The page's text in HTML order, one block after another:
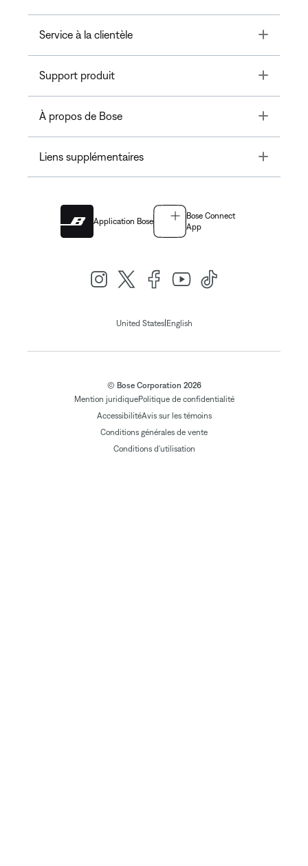
Service à la clientèle Toggle
Support produit Toggle
À propos de Bose Toggle
Liens supplémentaires Toggle
Application Bose
Bose Connect
App
United States| English
© Bose Corporation 2026
Mention juridiquePolitique de confidentialité
AccessibilitéAvis sur les témoins
Conditions générales de vente
Conditions d'utilisation